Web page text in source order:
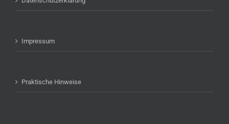
Impressum
Praktische Hinweise